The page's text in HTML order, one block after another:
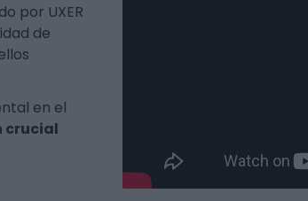
por UXER
de
en el
crucial